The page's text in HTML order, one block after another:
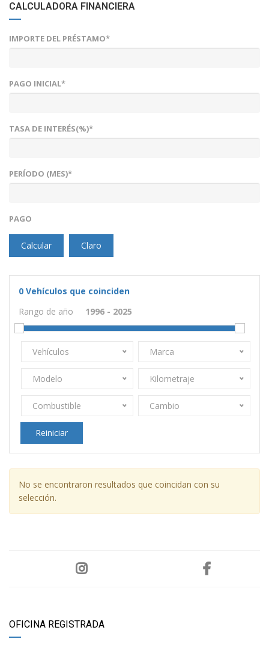
CALCULADORA FINANCIERA
IMPORTE DEL PRÉSTAMO*
PAGO INICIAL*
TASA DE INTERÉS(%)*
PERÍODO (MES)*
PAGO
Calcular Claro
0 Vehículos que coinciden
Rango de año
Vehículos Marca
Modelo Kilometraje
Combustible Cambio
Reiniciar
No se encontraron resultados que coincidan con su
selección.
OFICINA REGISTRADA